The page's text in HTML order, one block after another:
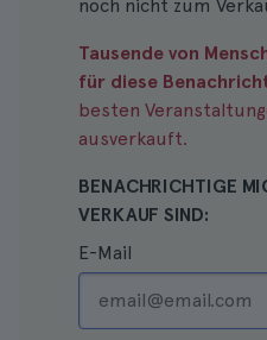
noch nicht zum
Tausende von
für diese
besten
ausverkauft.
BENACHRICHTIGE
VERKAUF SIND:
E-Mail